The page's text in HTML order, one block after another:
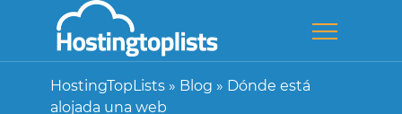
HostingTopLists » Blog » Dónde está
alojada una web